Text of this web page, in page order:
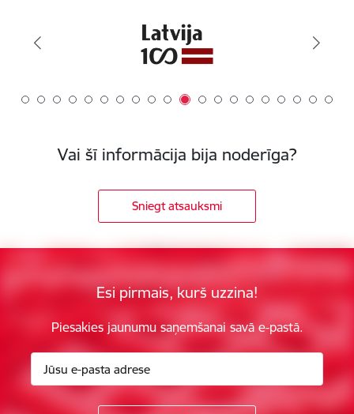
Vai šī informācija bija noderīga?
Sniegt atsauksmi
Esi pirmais, kurš uzzina!
Piesakies jaunumu saņemšanai savā e-pastā.